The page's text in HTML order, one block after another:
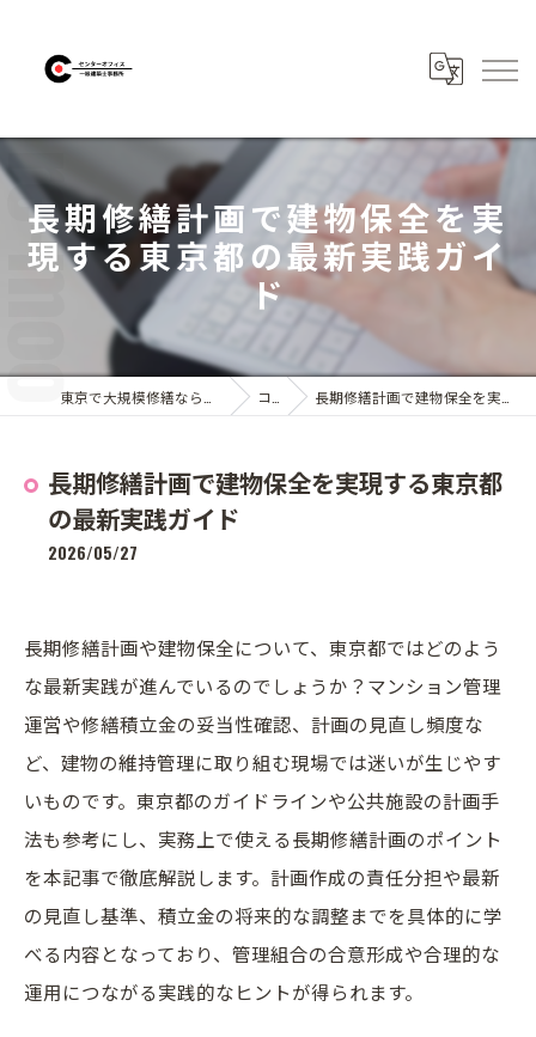
長期修繕計画で建物保全を実
現する東京都の最新実践ガイ
ド
コラム 長期修繕計画で建物保全を実現する東京都の最新実践ガイド
長期修繕計画で建物保全を実現する東京都
の最新実践ガイド
2026/05/27
長期修繕計画や建物保全について、東京都ではどのよう
な最新実践が進んでいるのでしょうか？マンション管理
運営や修繕積立金の妥当性確認、計画の見直し頻度な
ど、建物の維持管理に取り組む現場では迷いが生じやす
いものです。東京都のガイドラインや公共施設の計画手
法も参考にし、実務上で使える長期修繕計画のポイント
を本記事で徹底解説します。計画作成の責任分担や最新
の見直し基準、積立金の将来的な調整までを具体的に学
べる内容となっており、管理組合の合意形成や合理的な
運用につながる実践的なヒントが得られます。